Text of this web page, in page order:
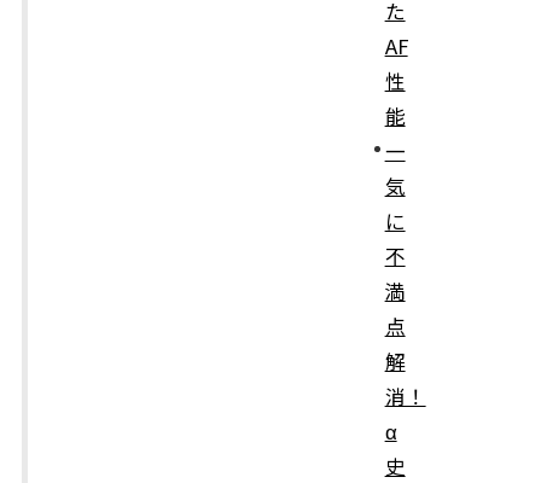
た
AF
性
能
一
気
に
不
満
点
解
消！
α
史